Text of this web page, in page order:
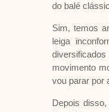
do balé
Sim, temos
leiga
movimento
vou parar por
Depois